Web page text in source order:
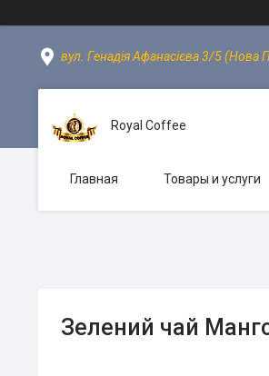
вул. Генадія Афанасієва 3/5 (Нова
Royal Coffee
Главная Товары и услуги
Зелений чай